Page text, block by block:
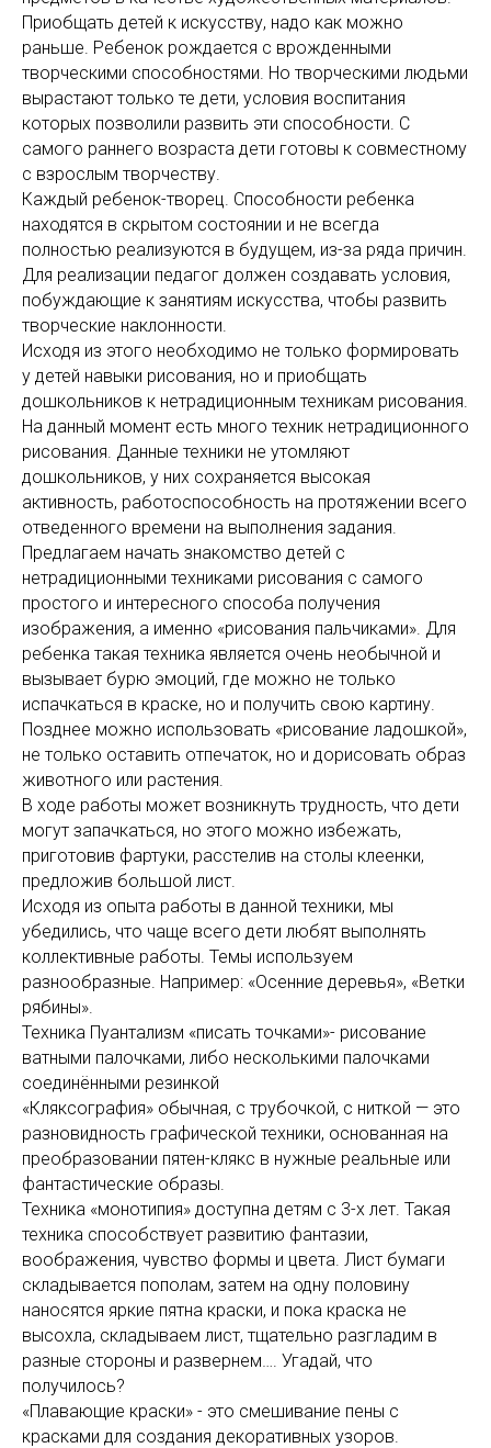
Приобщать детей к искусству, надо как можно
раньше. Ребенок рождается с врожденными
творческими способностями. Но творческими людьми
вырастают только те дети, условия воспитания
которых позволили развить эти способности. С
самого раннего возраста дети готовы к совместному
с взрослым творчеству.
Каждый ребенок-творец. Способности ребенка
находятся в скрытом состоянии и не всегда
полностью реализуются в будущем, из-за ряда причин.
Для реализации педагог должен создавать условия,
побуждающие к занятиям искусства, чтобы развить
творческие наклонности.
Исходя из этого необходимо не только формировать
у детей навыки рисования, но и приобщать
дошкольников к нетрадиционным техникам рисования.
На данный момент есть много техник нетрадиционного
рисования. Данные техники не утомляют
дошкольников, у них сохраняется высокая
активность, работоспособность на протяжении всего
отведенного времени на выполнения задания.
Предлагаем начать знакомство детей с
нетрадиционными техниками рисования с самого
простого и интересного способа получения
изображения, а именно «рисования пальчиками». Для
ребенка такая техника является очень необычной и
вызывает бурю эмоций, где можно не только
испачкаться в краске, но и получить свою картину.
Позднее можно использовать «рисование ладошкой»,
не только оставить отпечаток, но и дорисовать образ
животного или растения.
В ходе работы может возникнуть трудность, что дети
могут запачкаться, но этого можно избежать,
приготовив фартуки, расстелив на столы клеенки,
предложив большой лист.
Исходя из опыта работы в данной техники, мы
убедились, что чаще всего дети любят выполнять
коллективные работы. Темы используем
разнообразные. Например: «Осенние деревья», «Ветки
рябины».
Техника Пуантализм «писать точками»- рисование
ватными палочками, либо несколькими палочками
соединёнными резинкой
«Кляксография» обычная, с трубочкой, с ниткой — это
разновидность графической техники, основанная на
преобразовании пятен-клякс в нужные реальные или
фантастические образы.
Техника «монотипия» доступна детям с 3-х лет. Такая
техника способствует развитию фантазии,
воображения, чувство формы и цвета. Лист бумаги
складывается пополам, затем на одну половину
наносятся яркие пятна краски, и пока краска не
высохла, складываем лист, тщательно разгладим в
разные стороны и развернем…. Угадай, что
получилось?
«Плавающие краски» - это смешивание пены с
красками для создания декоративных узоров.